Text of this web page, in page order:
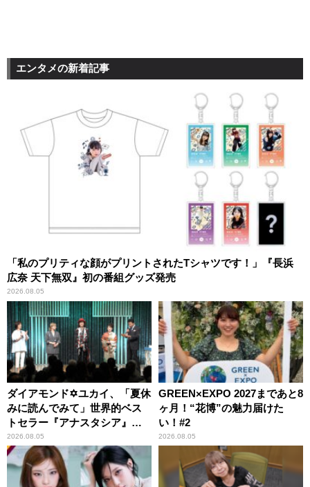
エンタメの新着記事
「私のプリティな顔がプリントされたTシャツです！」『長浜
広奈 天下無双』初の番組グッズ発売
2026.08.05
ダイアモンド✡ユカイ、「夏休
みに読んでみて」世界的ベス
トセラー『アナスタシア』を
紹介
2026.08.05
GREEN×EXPO 2027まであと8
ヶ月！“花博”の魅力届けた
い！#2
2026.08.05